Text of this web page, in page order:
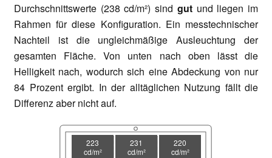
Durchschnittswerte (238 cd/m²) sind gut und liegen im
Rahmen für diese Konfiguration. Ein messtechnischer
Nachteil ist die ungleichmäßige Ausleuchtung der
gesamten Fläche. Von unten nach oben lässt die
Helligkeit nach, wodurch sich eine Abdeckung von nur
84 Prozent ergibt. In der alltäglichen Nutzung fällt die
Differenz aber nicht auf.
223
cd/m²
231
cd/m²
220
cd/m²